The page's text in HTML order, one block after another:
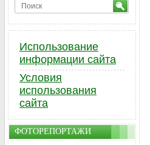
Использование
информации сайта
Условия
использования
сайта
ФОТОРЕПОРТАЖИ